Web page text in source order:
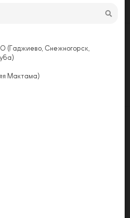
свой отзыв
оставил отзыв на этой
первым, напишите свой
в 2014 году. На сегодняшний
(Гаджиево, Снежногорск,
Мактама)